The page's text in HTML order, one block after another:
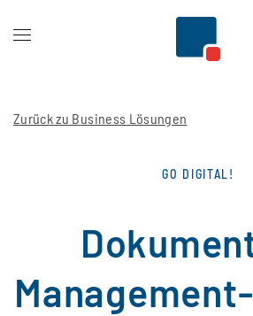
Zurück zu Business Lösungen
GO DIGITAL!